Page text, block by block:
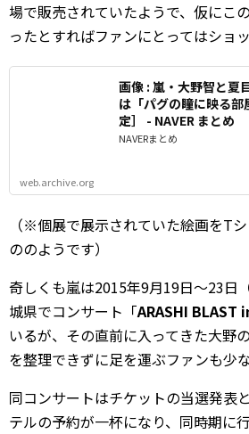
場で販売されていたようで、仮にこ
ったとすればファンにとってはショ
画像 : 嵐・大野智と夏
は「パグの瞳に映る
定］ - NAVER まとめ
NAVERまとめ
web.archive.org
（※個展で展示されていた絵画をT
ののようです）
奇しくも嵐は2015年9月19日～23日
城県でコンサート「ARASHI BLAST
いるが、その直前に入ってきた大野
を整理できずに足を運ぶファンも少
同コンサートはチケットの当選発表
テルの予約が一杯になり、同時期に